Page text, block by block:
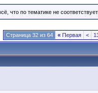
что по тематике не
Страница 32 из 64 « Первая <